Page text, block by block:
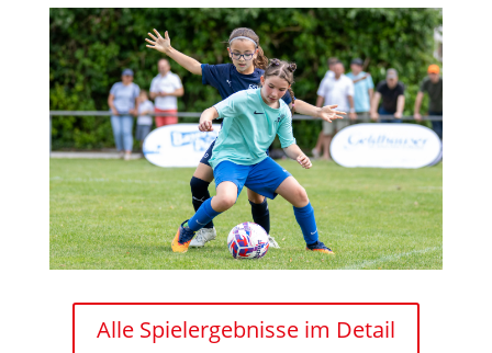
Alle Spielergebnisse im Detail